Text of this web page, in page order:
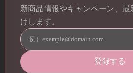
新商品情報やキャンペーン、最
けします。